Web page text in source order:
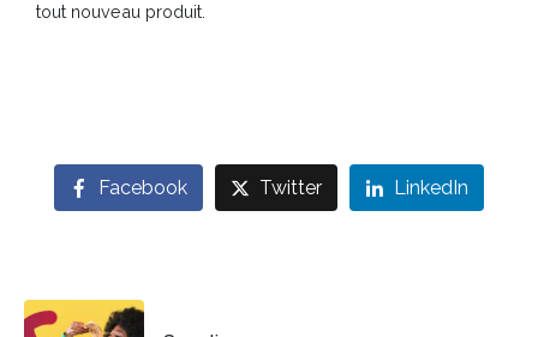
tout nouveau produit.
Facebook Twitter LinkedIn